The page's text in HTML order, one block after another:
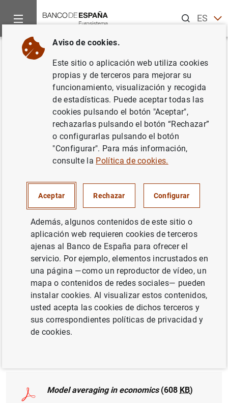
ESEN
Inicio Publicaciones
Volver
Model averaging in economics
Serie: Documentos de Trabajo. 1123.
MÉTODOS CUANTITATIVOS
TIPOS DE CAMBIO
SOCIEDADES NO FINANCIERAS, EMPRESAS
CRECIMIENTO ECONÓMICO Y CONVERGENCIA
Publicado en:Journal of Economic Surveys
2015, Vol. 29
.
Model averaging in economics(608 KB)
Aviso de cookies.
Este sitio o aplicación web utiliza cookies
propias y de terceros para mejorar su
funcionamiento, visualización y recogida
de estadísticas. Puede aceptar todas las
cookies pulsando el botón "Aceptar",
rechazarlas pulsando el botón “Rechazar”
o configurarlas pulsando el botón
"Configurar". Para más información,
consulte la Política de cookies.
Aceptar Rechazar Configurar
Además, algunos contenidos de este sitio o
aplicación web requieren cookies de terceros
ajenas al Banco de España para ofrecer el
servicio. Por ejemplo, elementos incrustados en
una página —como un reproductor de vídeo, un
mapa o contenidos de redes sociales— pueden
instalar cookies. Al visualizar estos contenidos,
usted acepta las cookies de dichos terceros y
sus correspondientes políticas de privacidad y
de cookies.